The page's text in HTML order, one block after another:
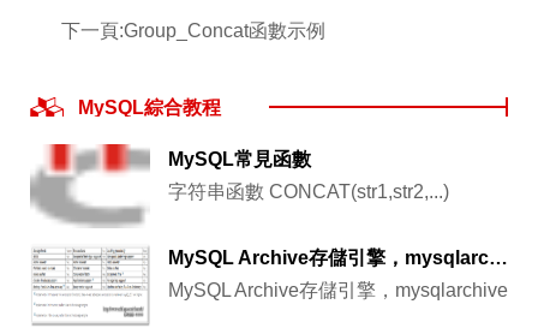
下一頁:Group_Concat函數示例
MySQL綜合教程
MySQL常見函數
字符串函數 CONCAT(str1,str2,...)
MySQL Archive存儲引擎，mysqlarchive存儲
MySQL Archive存儲引擎，mysqlarchive